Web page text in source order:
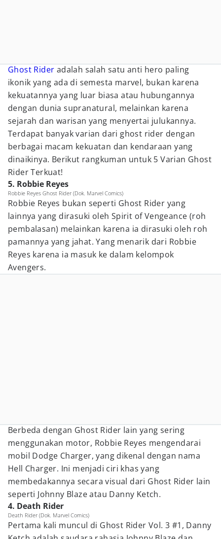
Ghost Rider adalah salah satu anti hero paling
ikonik yang ada di semesta marvel, bukan karena
kekuatannya yang luar biasa atau hubungannya
dengan dunia supranatural, melainkan karena
sejarah dan warisan yang menyertai julukannya.
Terdapat banyak varian dari ghost rider dengan
berbagai macam kekuatan dan kendaraan yang
dinaikinya. Berikut rangkuman untuk 5 Varian Ghost
Rider Terkuat!
5. Robbie Reyes
Robbie Reyes Ghost Rider (Dok. Marvel Comics)
Robbie Reyes bukan seperti Ghost Rider yang
lainnya yang dirasuki oleh Spirit of Vengeance (roh
pembalasan) melainkan karena ia dirasuki oleh roh
pamannya yang jahat. Yang menarik dari Robbie
Reyes karena ia masuk ke dalam kelompok
Avengers.
Berbeda dengan Ghost Rider lain yang sering
menggunakan motor, Robbie Reyes mengendarai
mobil Dodge Charger, yang dikenal dengan nama
Hell Charger. Ini menjadi ciri khas yang
membedakannya secara visual dari Ghost Rider lain
seperti Johnny Blaze atau Danny Ketch.
4. Death Rider
Death Rider (Dok. Marvel Comics)
Pertama kali muncul di Ghost Rider Vol. 3 #1, Danny